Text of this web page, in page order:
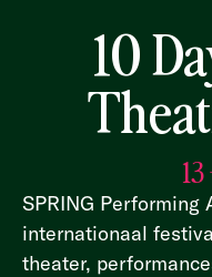
10
SPRING
internationaal
theater,